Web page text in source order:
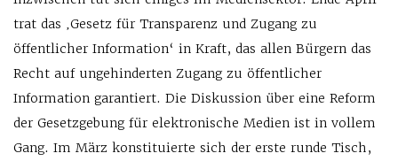
trat das ‚Gesetz für Transparenz und Zugang zu
öffentlicher Information‘ in Kraft, das allen Bürgern das
Recht auf ungehinderten Zugang zu öffentlicher
Information garantiert. Die Diskussion über eine Reform
der Gesetzgebung für elektronische Medien ist in vollem
Gang. Im März konstituierte sich der erste runde Tisch,